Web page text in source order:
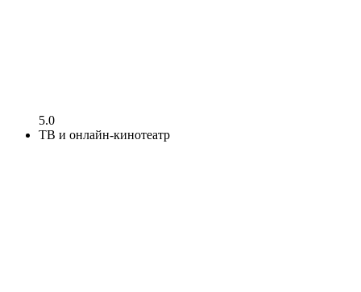
5.0
ТВ и онлайн-кинотеатр